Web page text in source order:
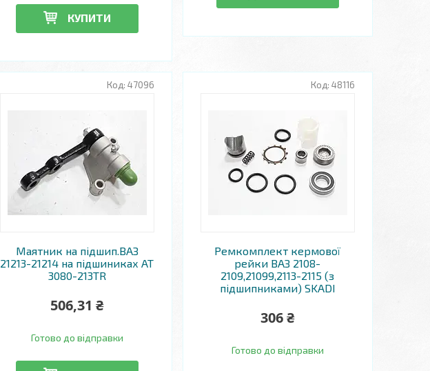
КУПИТИ
47096
Маятник на підшип.ВАЗ
21213-21214 на підшиниках AT
3080-213TR
506,31 ₴
Готово до відправки
48116
Ремкомплект кермової
рейки ВАЗ 2108-
2109,21099,2113-2115 (з
підшипниками) SKADI
306 ₴
Готово до відправки